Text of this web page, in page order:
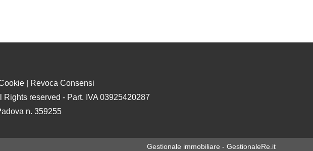
|
Revoca Consensi
reserved - Part. IVA 03925420287
n. 359255
Gestionale immobiliare - GestionaleRe.it